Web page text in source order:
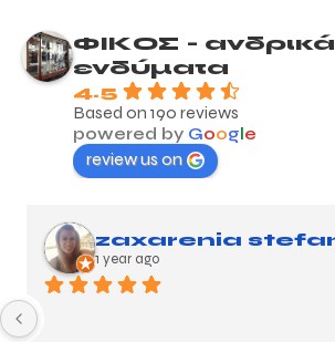
ΦΙΚΟΣ - ανδρικά
ενδύματα
4.5
Based on 190 reviews
powered by Google
review us on
1 year ago